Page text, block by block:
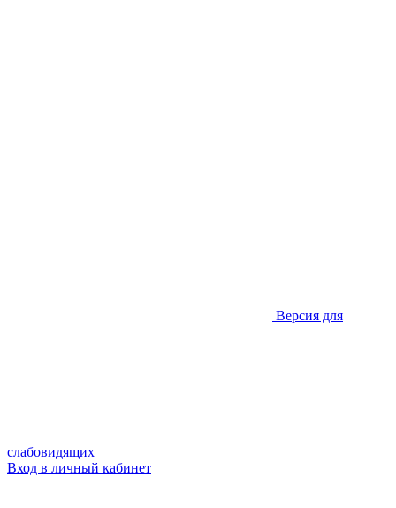
Версия для
слабовидящих
Вход в личный кабинет